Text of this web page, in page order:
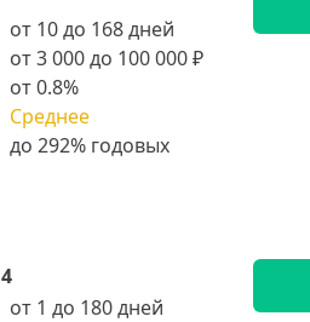
от 10 до 168 дней
от 3 000 до 100 000 ₽
от 0.8%
Среднее
4
от 1 до 180 дней